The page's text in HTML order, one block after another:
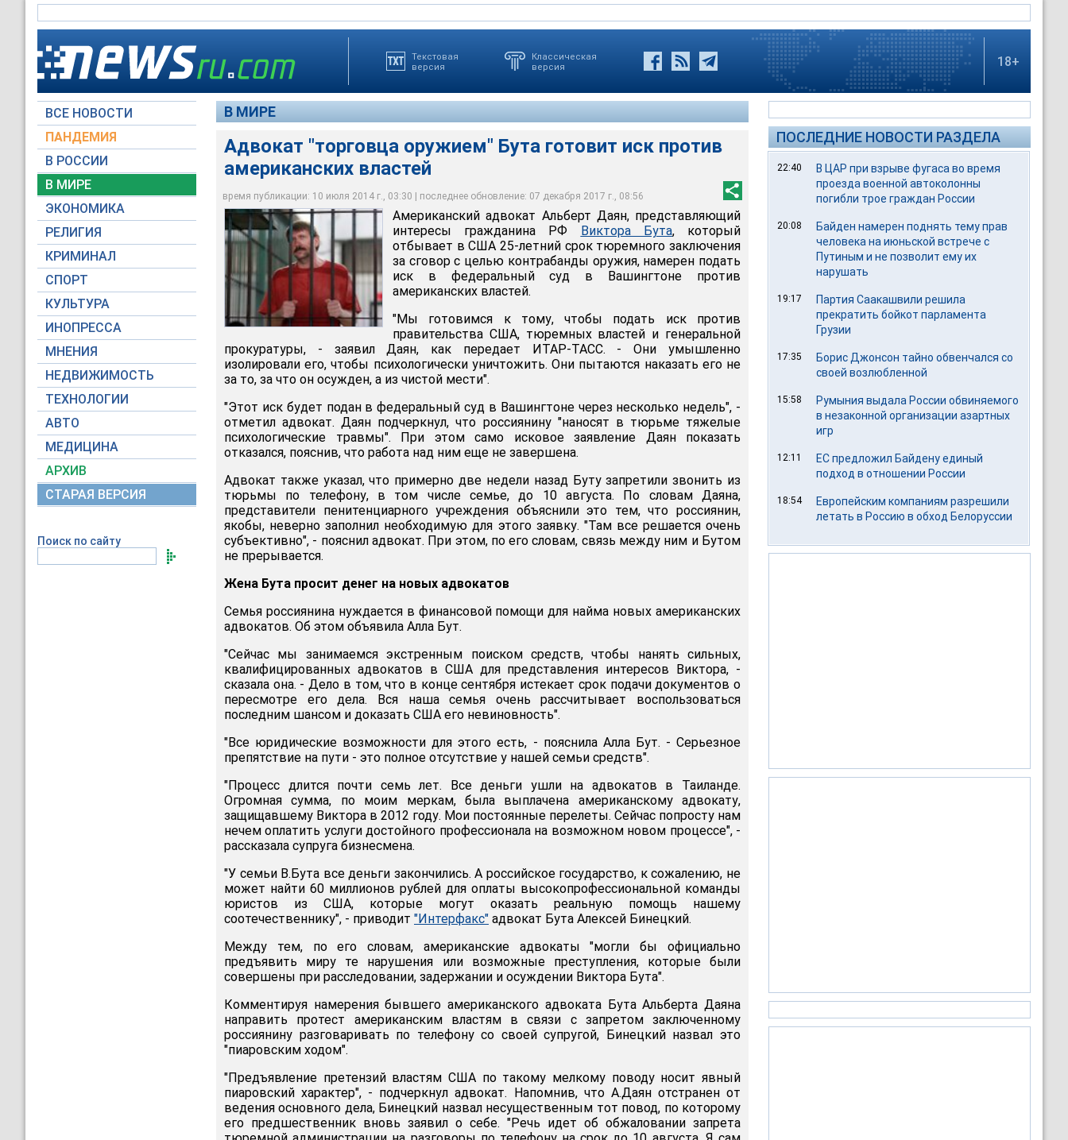
Текстовая
версия
Классическая
версия
18+
ВСЕ НОВОСТИ
ПАНДЕМИЯ
В РОССИИ
В МИРЕ
ЭКОНОМИКА
РЕЛИГИЯ
КРИМИНАЛ
СПОРТ
КУЛЬТУРА
ИНОПРЕССА
МНЕНИЯ
НЕДВИЖИМОСТЬ
ТЕХНОЛОГИИ
АВТО
МЕДИЦИНА
АРХИВ
СТАРАЯ ВЕРСИЯ
Поиск по сайту
В МИРЕ
Адвокат "торговца оружием" Бута готовит иск против
американских властей
время публикации: 10 июля 2014 г., 03:30 | последнее обновление: 07 декабря 2017 г., 08:56
Американский адвокат Альберт Даян, представляющий интересы гражданина РФ
Виктора Бута, который отбывает в США 25-летний срок тюремного заключения за
сговор с целью контрабанды оружия, намерен подать иск в федеральный суд в
Вашингтоне против американских в
Reuters
Американский адвокат Альберт Даян, представляющий
интересы гражданина РФ Виктора Бута, который
отбывает в США 25-летний срок тюремного заключения
за сговор с целью контрабанды оружия, намерен подать
иск в федеральный суд в Вашингтоне против
американских властей.
"Мы готовимся к тому, чтобы подать иск против
правительства США, тюремных властей и генеральной
прокуратуры, - заявил Даян, как передает ИТАР-ТАСС. - Они умышленно
изолировали его, чтобы психологически уничтожить. Они пытаются наказать его не
за то, за что он осужден, а из чистой мести".
"Этот иск будет подан в федеральный суд в Вашингтоне через несколько недель", -
отметил адвокат. Даян подчеркнул, что россиянину "наносят в тюрьме тяжелые
психологические травмы". При этом само исковое заявление Даян показать
отказался, пояснив, что работа над ним еще не завершена.
Адвокат также указал, что примерно две недели назад Буту запретили звонить из
тюрьмы по телефону, в том числе семье, до 10 августа. По словам Даяна,
представители пенитенциарного учреждения объяснили это тем, что россиянин,
якобы, неверно заполнил необходимую для этого заявку. "Там все решается очень
субъективно", - пояснил адвокат. При этом, по его словам, связь между ним и Бутом
не прерывается.
Жена Бута просит денег на новых адвокатов
Семья россиянина нуждается в финансовой помощи для найма новых американских
адвокатов. Об этом объявила Алла Бут.
"Сейчас мы занимаемся экстренным поиском средств, чтобы нанять сильных,
квалифицированных адвокатов в США для представления интересов Виктора, -
сказала она. - Дело в том, что в конце сентября истекает срок подачи документов о
пересмотре его дела. Вся наша семья очень рассчитывает воспользоваться
последним шансом и доказать США его невиновность".
"Все юридические возможности для этого есть, - пояснила Алла Бут. - Серьезное
препятствие на пути - это полное отсутствие у нашей семьи средств".
"Процесс длится почти семь лет. Все деньги ушли на адвокатов в Таиланде.
Огромная сумма, по моим меркам, была выплачена американскому адвокату,
защищавшему Виктора в 2012 году. Мои постоянные перелеты. Сейчас попросту нам
нечем оплатить услуги достойного профессионала на возможном новом процессе", -
рассказала супруга бизнесмена.
"У семьи В.Бута все деньги закончились. А российское государство, к сожалению, не
может найти 60 миллионов рублей для оплаты высокопрофессиональной команды
юристов из США, которые могут оказать реальную помощь нашему
соотечественнику", - приводит "Интерфакс" адвокат Бута Алексей Бинецкий.
Между тем, по его словам, американские адвокаты "могли бы официально
предъявить миру те нарушения или возможные преступления, которые были
совершены при расследовании, задержании и осуждении Виктора Бута".
Комментируя намерения бывшего американского адвоката Бута Альберта Даяна
направить протест американским властям в связи с запретом заключенному
россиянину разговаривать по телефону со своей супругой, Бинецкий назвал это
"пиаровским ходом".
"Предъявление претензий властям США по такому мелкому поводу носит явный
пиаровский характер", - подчеркнул адвокат. Напомнив, что А.Даян отстранен от
ведения основного дела, Бинецкий назвал несущественным тот повод, по которому
его предшественник вновь заявил о себе. "Речь идет об обжаловании запрета
ПОСЛЕДНИЕ НОВОСТИ РАЗДЕЛА
22:40
В ЦАР при взрыве фугаса во время
проезда военной автоколонны
погибли трое граждан России
20:08
Байден намерен поднять тему прав
человека на июньской встрече с
Путиным и не позволит ему их
нарушать
19:17
Партия Саакашвили решила
прекратить бойкот парламента
Грузии
17:35
Борис Джонсон тайно обвенчался со
своей возлюбленной
15:58
Румыния выдала России обвиняемого
в незаконной организации азартных
игр
12:11
ЕС предложил Байдену единый
подход в отношении России
18:54
Европейским компаниям разрешили
летать в Россию в обход Белоруссии